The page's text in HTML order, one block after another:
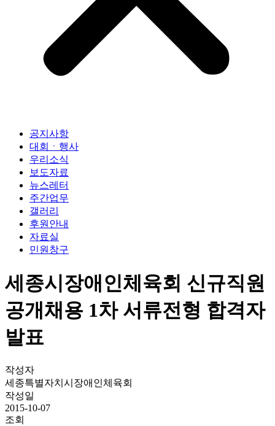
공지사항
대회ㆍ행사
우리소식
보도자료
뉴스레터
주간업무
갤러리
후원안내
자료실
민원창구
세종시장애인체육회 신규직원
공개채용 1차 서류전형 합격자
발표
작성자
세종특별자치시장애인체육회
작성일
2015-10-07
조회